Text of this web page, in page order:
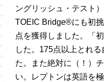
ングリッシュ・テスト
TOEIC Bridge®にも初
点を獲得しました。「
した。175点以上とれ
た。また絶対に（！）
い。レプトンは英語を